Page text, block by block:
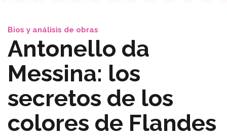
Bios y análisis de obras
Antonello da
Messina: los
secretos de los
colores de Flandes